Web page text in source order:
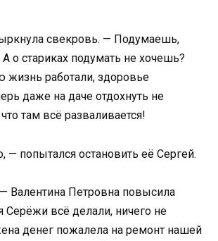
свекровь. — Подумаешь,
о стариках подумать не хочешь?
работали, здоровье
даже на даче отдохнуть не
там всё разваливается!
— попытался остановить её Сергей.
Валентина Петровна повысила
всё делали, ничего не
денег пожалела на ремонт нашей